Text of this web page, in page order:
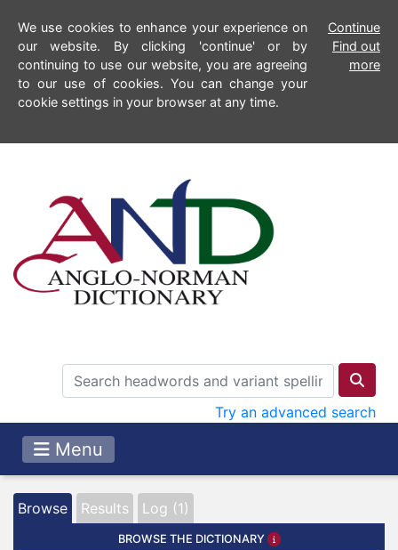
We use cookies to enhance your experience on
our website. By clicking 'continue' or by
continuing to use our website, you are agreeing
to our use of cookies. You can change your
cookie settings in your browser at any time.
Continue
Find out
more
Try an advanced search
Menu
Browse Results Log (1)
BROWSE THE DICTIONARY